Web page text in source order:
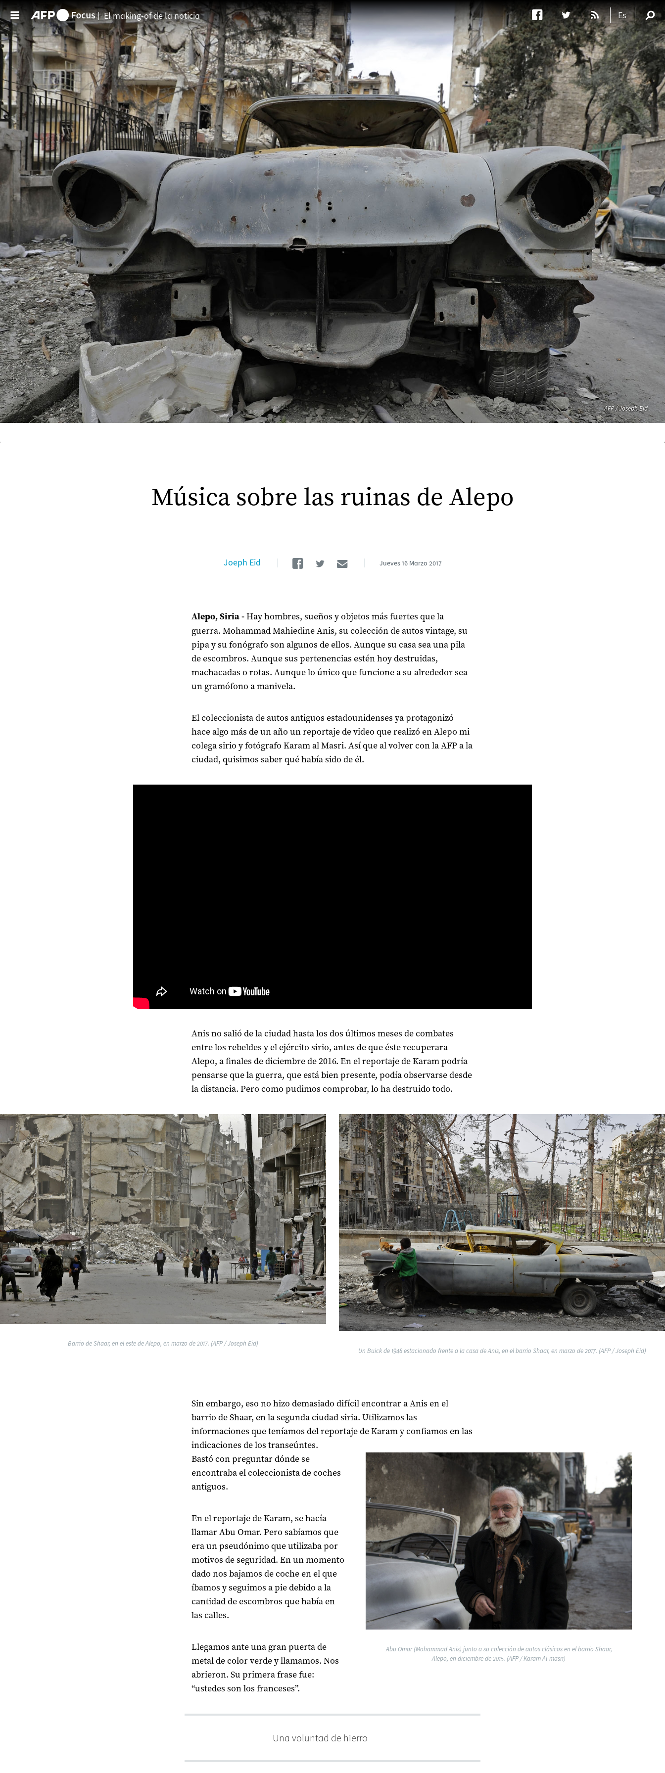
Pasar al contenido principal
AFP / Joseph Eid
El making-of de la noticia
Música sobre las ruinas de Alepo
Joeph Eid Facebook
TwitterEmailJueves 16 Marzo 2017
Alepo, Siria-Hay hombres, sueños y objetos más fuertes que la
guerra. Mohammad Mahiedine Anis, su colección de autos vintage, su
pipa y su fonógrafo son algunos de ellos. Aunque su casa sea una pila
de escombros. Aunque sus pertenencias estén hoy destruidas,
machacadas o rotas. Aunque lo único que funcione a su alrededor sea
un gramófono a manivela.
El coleccionista de autos antiguos estadounidenses ya protagonizó
hace algo más de un año un reportaje de video que realizó en Alepo mi
colega sirio y fotógrafo Karam al Masri. Así que al volver con la AFP a la
ciudad, quisimos saber qué había sido de él.
Anis no salió de la ciudad hasta los dos últimos meses de combates
entre los rebeldes y el ejército sirio, antes de que éste recuperara
Alepo, a finales de diciembre de 2016. En el reportaje de Karam podría
pensarse que la guerra, que está bien presente, podía observarse desde
la distancia. Pero como pudimos comprobar, lo ha destruido todo.
Barrio de Shaar, en el este de Alepo, en marzo de 2017. (AFP / Joseph Eid)
Un Buick de 1948 estacionado frente a la casa de Anis, en el barrio Shaar, en marzo de 2017. (AFP / Joseph Eid)
Sin embargo, eso no hizo demasiado difícil encontrar a Anis en el
barrio de Shaar, en la segunda ciudad siria. Utilizamos las
informaciones que teníamos del reportaje de Karam y confiamos en las
indicaciones de los transeúntes.
Abu Omar (Mohammad Anis) junto a su colección de autos clásicos en el barrio Shaar,
Alepo, en diciembre de 2015. (AFP / Karam Al-masri)
Bastó con preguntar dónde se
encontraba el coleccionista de coches
antiguos.
En el reportaje de Karam, se hacía
llamar Abu Omar. Pero sabíamos que
era un pseudónimo que utilizaba por
motivos de seguridad. En un momento
dado nos bajamos de coche en el que
íbamos y seguimos a pie debido a la
cantidad de escombros que había en
las calles.
Llegamos ante una gran puerta de
metal de color verde y llamamos. Nos
abrieron. Su primera frase fue:
“ustedes son los franceses”.
Una voluntad de hierro